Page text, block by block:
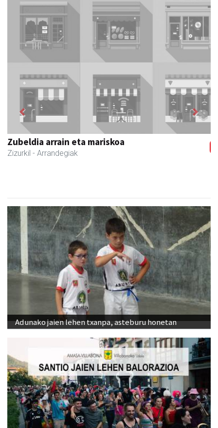
Zubimusu Ikastola
Zizurkil - Hezkuntza
Previous Next
Adunako jaien lehen txanpa, asteburu honetan